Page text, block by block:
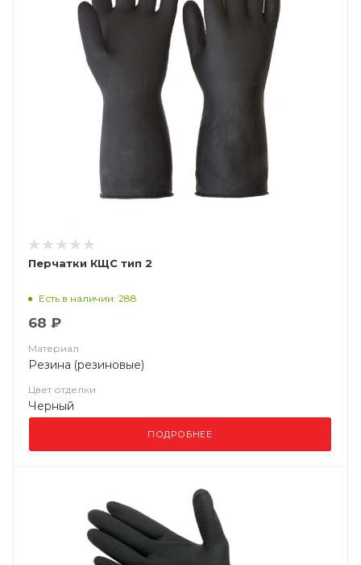
Перчатки КЩС тип 2
Есть в наличии: 288
68 ₽
Материал
Резина (резиновые)
Цвет отделки
Черный
ПОДРОБНЕЕ